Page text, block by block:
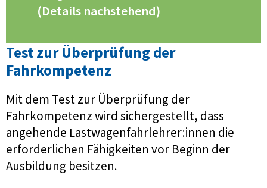
(Details nachstehend)
Test zur Überprüfung der
Fahrkompetenz
Mit dem Test zur Überprüfung der
Fahrkompetenz wird sichergestellt, dass
angehende Lastwagenfahrlehrer:innen die
erforderlichen Fähigkeiten vor Beginn der
Ausbildung besitzen.